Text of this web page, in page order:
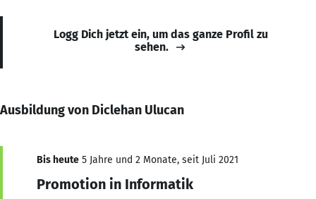
Logg Dich jetzt ein, um das ganze Profil zu
sehen.
Ausbildung von Diclehan Ulucan
Bis heute 5 Jahre und 2 Monate, seit Juli 2021
Promotion in Informatik